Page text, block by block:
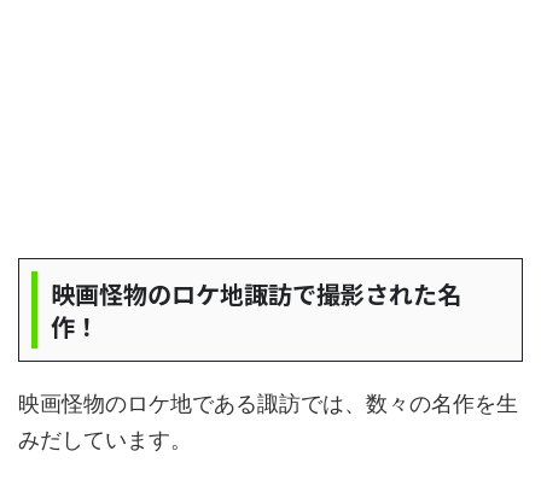
映画怪物のロケ地諏訪で撮影された名
作！
映画怪物のロケ地である諏訪では、数々の名作を生
みだしています。